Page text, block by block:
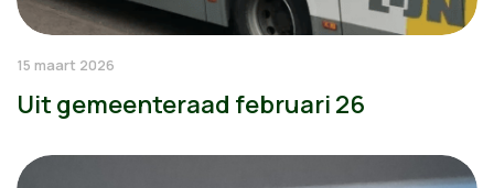
15 maart 2026
Uit gemeenteraad februari 26